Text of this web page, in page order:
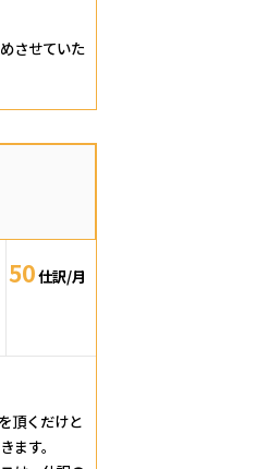
させていた
50仕訳/月
頂くだけと
す。